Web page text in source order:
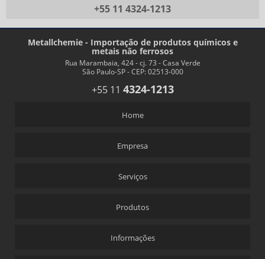
+55 11 4324-1213
Metallchemie - Importação de produtos químicos e
metais não ferrosos
Rua Marambaia, 424 - cj. 73 - Casa Verde
São Paulo-SP - CEP: 02513-000
+55 11 4324-1213
Home
Empresa
Serviços
Produtos
Informações